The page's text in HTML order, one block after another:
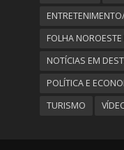
FOLHA
NOTÍCIAS EM
POLÍTICA E
TURISMO